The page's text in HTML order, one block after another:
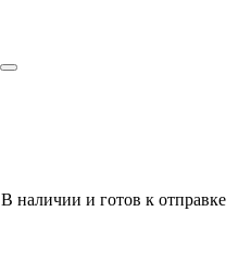
В наличии и готов к отправке